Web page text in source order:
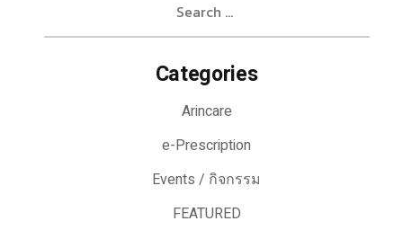
Categories
Arincare
e-Prescription
Events / กิจกรรม
FEATURED